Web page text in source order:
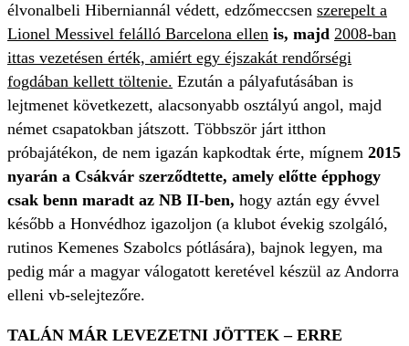
élvonalbeli Hiberniannál védett, edzőmeccsen szerepelt a
Lionel Messivel felálló Barcelona ellen is, majd 2008-ban
ittas vezetésen érték, amiért egy éjszakát rendőrségi
fogdában kellett töltenie. Ezután a pályafutásában is
lejtmenet következett, alacsonyabb osztályú angol, majd
német csapatokban játszott. Többször járt itthon
próbajátékon, de nem igazán kapkodtak érte, mígnem 2015
nyarán a Csákvár szerződtette, amely előtte épphogy
csak benn maradt az NB II-ben, hogy aztán egy évvel
később a Honvédhoz igazoljon (a klubot évekig szolgáló,
rutinos Kemenes Szabolcs pótlására), bajnok legyen, ma
pedig már a magyar válogatott keretével készül az Andorra
elleni vb-selejtezőre.
TALÁN MÁR LEVEZETNI JÖTTEK – ERRE